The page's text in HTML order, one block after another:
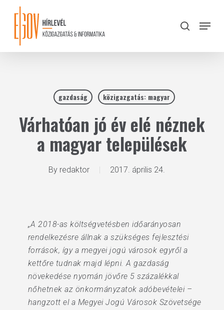
content
search
Menu
gazdaság közigazgatás: magyar
Várhatóan jó év elé néznek
a magyar települések
By redaktor 2017. április 24.
„A 2018-as költségvetésben időarányosan
rendelkezésre állnak a szükséges fejlesztési
források, így a megyei jogú városok egyről a
kettőre tudnak majd lépni. A gazdaság
növekedése nyomán jövőre 5 százalékkal
nőhetnek az önkormányzatok adóbevételei –
hangzott el a Megyei Jogú Városok Szövetsége
Close